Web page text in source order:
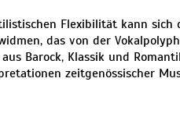
Flexibilität kann sich
das von der
Barock, Klassik und
zeitgenössischer